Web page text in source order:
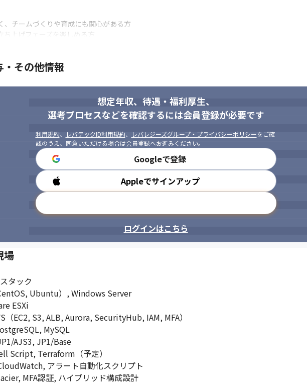
、チームづくりや育成にも関心がある方
ち上げフェーズを楽しめる方
キュリティを意識した設計ができる方
育成ポジションを目指したい方
その他情報
想定年収、待遇・福利厚生、
選考プロセスなどを確認するには会員登録が必要です
利用規約、 レバテックID利用規約、 レバレジーズグループ・プライバシーポリシーをご確
認のうえ、同意いただける場合は会員登録へお進みください。
Googleで登録
Appleでサインアップ
ログインはこちら
場
タック
Ubuntu）, Windows Server
ESXi
（EC2, S3, ALB, Aurora, SecurityHub, IAM, MFA）
MySQL
AJS3, JP1/Base
Script, Terraform（予定）
アラート自動化スクリプト
MFA認証, ハイブリッド構成設計